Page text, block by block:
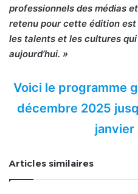
professionnels des médias
retenu pour cette édition
les talents et les cultures
aujourd’hui. »
Voici le programme
décembre 2025
janvier
Articles similaires